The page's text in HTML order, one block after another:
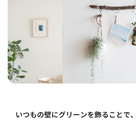
いつもの壁にグリーンを飾ることで